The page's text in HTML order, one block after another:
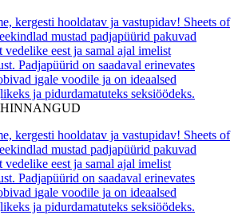
kergesti hooldatav ja vastupidav! Sheets of
mustad padjapüürid pakuvad
eest ja samal ajal imelist
Padjapüürid on saadaval erinevates
igale voodile ja on ideaalsed
ja pidurdamatuteks seksiöödeks.
kergesti hooldatav ja vastupidav! Sheets of
mustad padjapüürid pakuvad
eest ja samal ajal imelist
Padjapüürid on saadaval erinevates
igale voodile ja on ideaalsed
ja pidurdamatuteks seksiöödeks.